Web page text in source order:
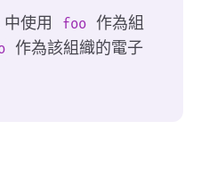
使用 foo 作為組
作為該組織的電子